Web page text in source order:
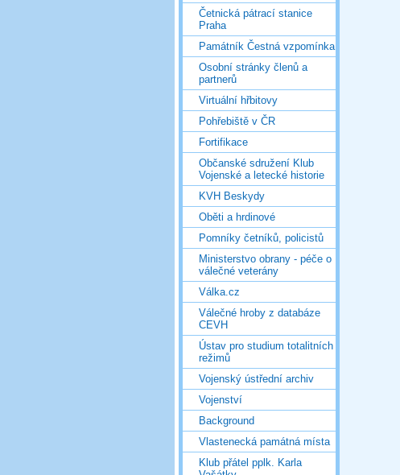
Četnická pátrací stanice
Praha
Památník Čestná vzpomínka
Osobní stránky členů a
partnerů
Virtuální hřbitovy
Pohřebiště v ČR
Fortifikace
Občanské sdružení Klub
Vojenské a letecké historie
KVH Beskydy
Oběti a hrdinové
Pomníky četníků, policistů
Ministerstvo obrany - péče o
válečné veterány
Válka.cz
Válečné hroby z databáze
CEVH
Ústav pro studium totalitních
režimů
Vojenský ústřední archiv
Vojenství
Background
Vlastenecká památná místa
Klub přátel pplk. Karla